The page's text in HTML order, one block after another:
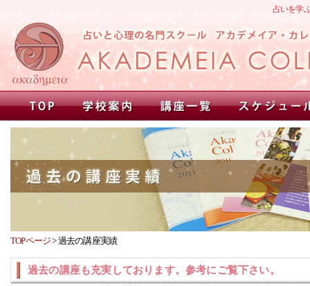
占いを学
TOPページ>過去の講座実績
過去の講座も充実しております。参考にご覧下さい。